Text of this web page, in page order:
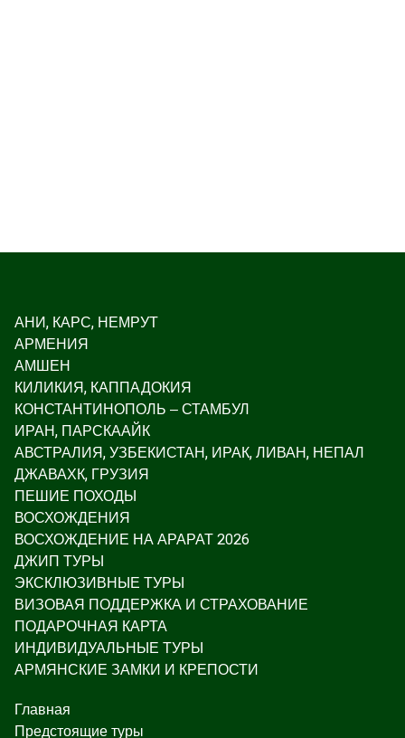
АНИ, КАРС, НЕМРУТ
АРМЕНИЯ
АМШЕН
КИЛИКИЯ, КАППАДОКИЯ
КОНСТАНТИНОПОЛЬ – СТАМБУЛ
ИРАН, ПАРСКААЙК
АВСТРАЛИЯ, УЗБЕКИСТАН, ИРАК, ЛИВАН, НЕПАЛ
ДЖАВАХК, ГРУЗИЯ
ПЕШИЕ ПОХОДЫ
ВОСХОЖДЕНИЯ
ВОСХОЖДЕНИЕ НА АРАРАТ 2026
ДЖИП ТУРЫ
ЭКСКЛЮЗИВНЫЕ ТУРЫ
ВИЗОВАЯ ПОДДЕРЖКА И СТРАХОВАНИЕ
ПОДАРОЧНАЯ КАРТА
ИНДИВИДУАЛЬНЫЕ ТУРЫ
АРМЯНСКИЕ ЗАМКИ И КРЕПОСТИ
Главная
Предстоящие туры